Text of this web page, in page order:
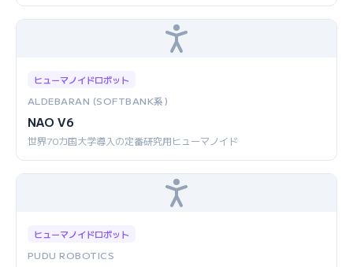
ヒューマノイドロボット
ALDEBARAN (SOFTBANK系)
NAO V6
世界70カ国大学導入の定番研究用ヒューマノイド
ヒューマノイドロボット
PUDU ROBOTICS